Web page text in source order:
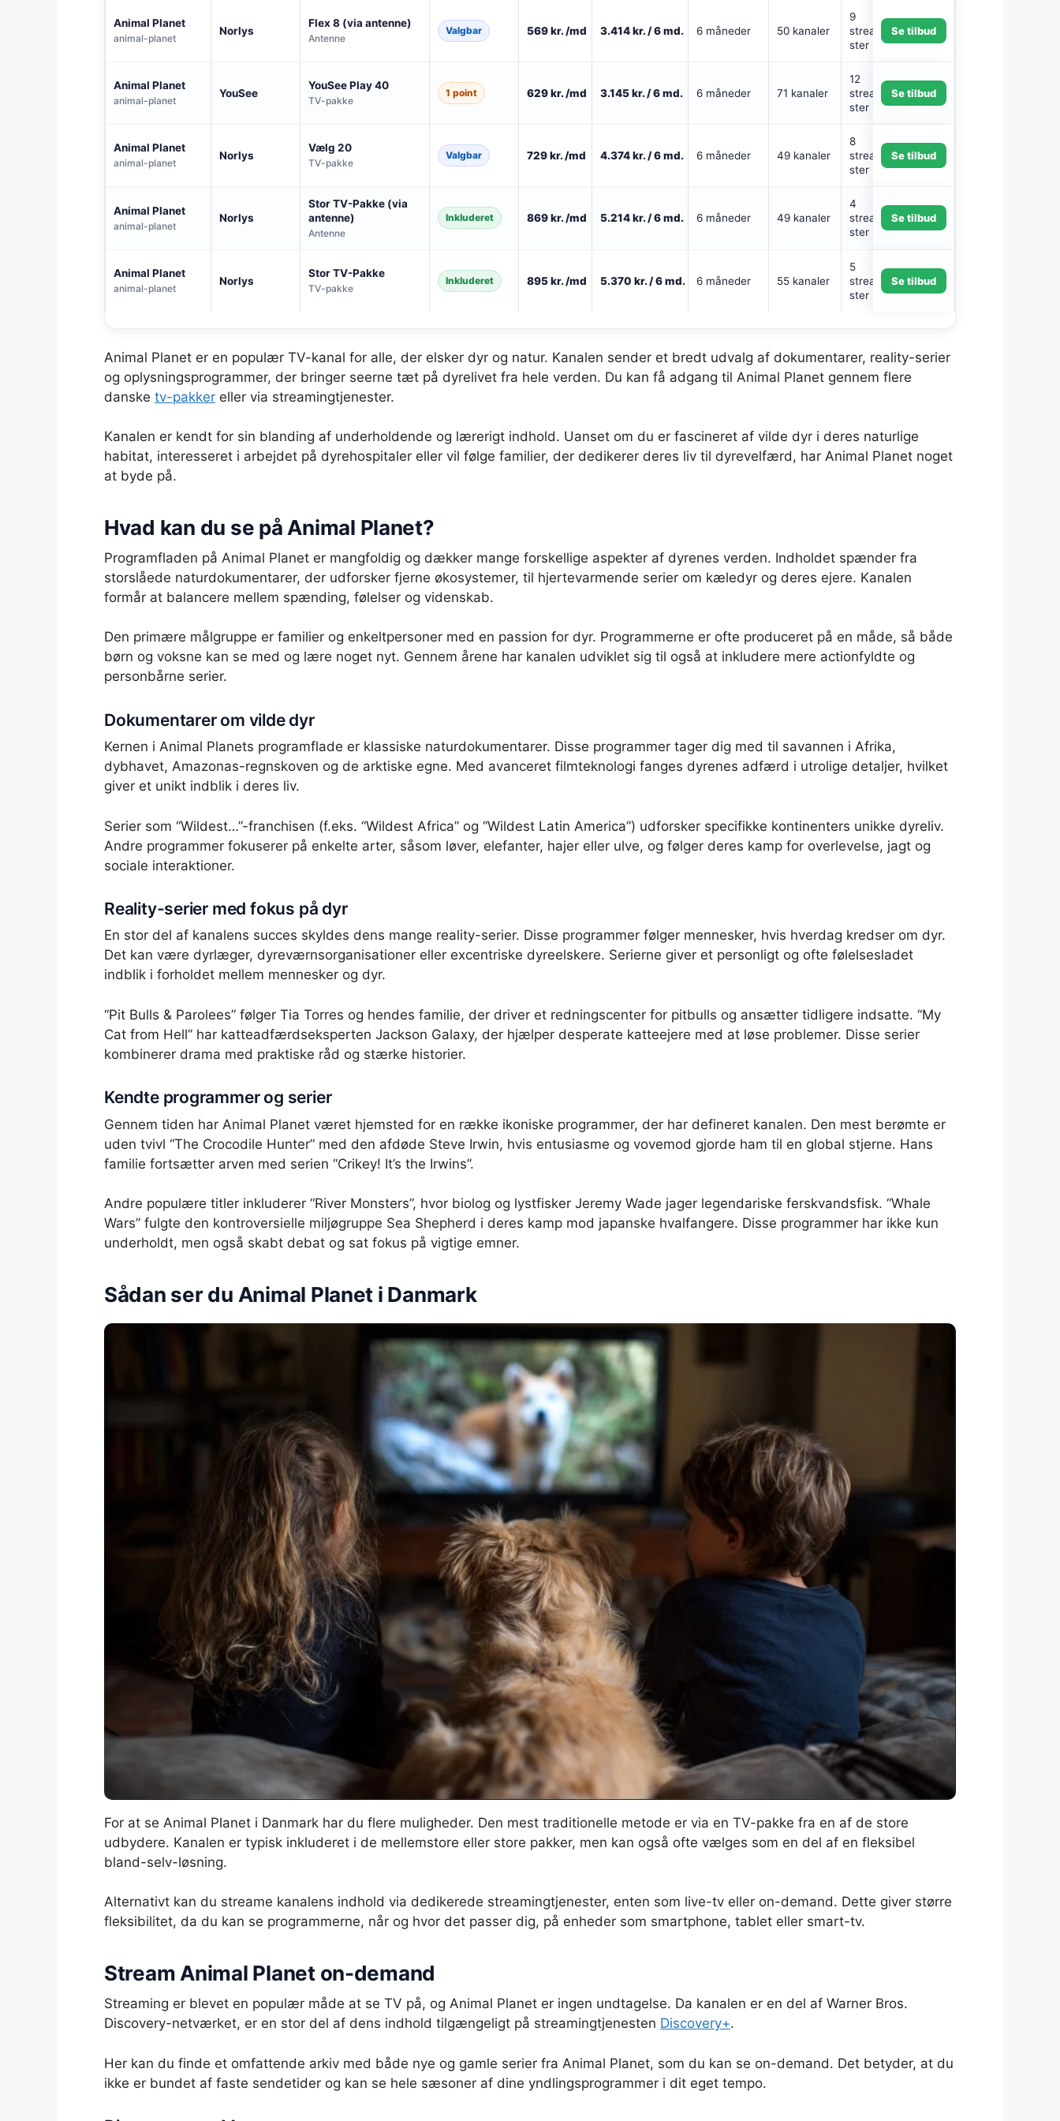
Animal Planet
animal-planet
Norlys
Flex 8 (via antenne)
Antenne
Valgbar 569 kr. /md 3.414 kr. / 6 md. 6 måneder 50 kanaler
9
streamingtjene
ster
Se tilbud
Animal Planet
animal-planet
YouSee
YouSee Play 40
TV-pakke
1 point 629 kr. /md 3.145 kr. / 6 md. 6 måneder 71 kanaler
12
streamingtjene
ster
Se tilbud
Animal Planet
animal-planet
Norlys
Vælg 20
TV-pakke
Valgbar 729 kr. /md 4.374 kr. / 6 md. 6 måneder 49 kanaler
8
streamingtjene
ster
Se tilbud
Animal Planet
animal-planet
Norlys
Stor TV-Pakke (via
antenne)
Antenne
Inkluderet 869 kr. /md 5.214 kr. / 6 md. 6 måneder 49 kanaler
4
streamingtjene
ster
Se tilbud
Animal Planet
animal-planet
Norlys
Stor TV-Pakke
TV-pakke
Inkluderet 895 kr. /md 5.370 kr. / 6 md. 6 måneder 55 kanaler
5
streamingtjene
ster
Se tilbud
Animal Planet er en populær TV-kanal for alle, der elsker dyr og natur. Kanalen sender et bredt udvalg af dokumentarer, reality-serier
og oplysningsprogrammer, der bringer seerne tæt på dyrelivet fra hele verden. Du kan få adgang til Animal Planet gennem flere
danske tv-pakker eller via streamingtjenester.
Kanalen er kendt for sin blanding af underholdende og lærerigt indhold. Uanset om du er fascineret af vilde dyr i deres naturlige
habitat, interesseret i arbejdet på dyrehospitaler eller vil følge familier, der dedikerer deres liv til dyrevelfærd, har Animal Planet noget
at byde på.
Hvad kan du se på Animal Planet?
Programfladen på Animal Planet er mangfoldig og dækker mange forskellige aspekter af dyrenes verden. Indholdet spænder fra
storslåede naturdokumentarer, der udforsker fjerne økosystemer, til hjertevarmende serier om kæledyr og deres ejere. Kanalen
formår at balancere mellem spænding, følelser og videnskab.
Den primære målgruppe er familier og enkeltpersoner med en passion for dyr. Programmerne er ofte produceret på en måde, så både
børn og voksne kan se med og lære noget nyt. Gennem årene har kanalen udviklet sig til også at inkludere mere actionfyldte og
personbårne serier.
Dokumentarer om vilde dyr
Kernen i Animal Planets programflade er klassiske naturdokumentarer. Disse programmer tager dig med til savannen i Afrika,
dybhavet, Amazonas-regnskoven og de arktiske egne. Med avanceret filmteknologi fanges dyrenes adfærd i utrolige detaljer, hvilket
giver et unikt indblik i deres liv.
Serier som “Wildest…”-franchisen (f.eks. “Wildest Africa” og “Wildest Latin America”) udforsker specifikke kontinenters unikke dyreliv.
Andre programmer fokuserer på enkelte arter, såsom løver, elefanter, hajer eller ulve, og følger deres kamp for overlevelse, jagt og
sociale interaktioner.
Reality-serier med fokus på dyr
En stor del af kanalens succes skyldes dens mange reality-serier. Disse programmer følger mennesker, hvis hverdag kredser om dyr.
Det kan være dyrlæger, dyreværnsorganisationer eller excentriske dyreelskere. Serierne giver et personligt og ofte følelsesladet
indblik i forholdet mellem mennesker og dyr.
“Pit Bulls & Parolees” følger Tia Torres og hendes familie, der driver et redningscenter for pitbulls og ansætter tidligere indsatte. “My
Cat from Hell” har katteadfærdseksperten Jackson Galaxy, der hjælper desperate katteejere med at løse problemer. Disse serier
kombinerer drama med praktiske råd og stærke historier.
Kendte programmer og serier
Gennem tiden har Animal Planet været hjemsted for en række ikoniske programmer, der har defineret kanalen. Den mest berømte er
uden tvivl “The Crocodile Hunter” med den afdøde Steve Irwin, hvis entusiasme og vovemod gjorde ham til en global stjerne. Hans
familie fortsætter arven med serien “Crikey! It’s the Irwins”.
Andre populære titler inkluderer “River Monsters”, hvor biolog og lystfisker Jeremy Wade jager legendariske ferskvandsfisk. “Whale
Wars” fulgte den kontroversielle miljøgruppe Sea Shepherd i deres kamp mod japanske hvalfangere. Disse programmer har ikke kun
underholdt, men også skabt debat og sat fokus på vigtige emner.
Sådan ser du Animal Planet i Danmark
For at se Animal Planet i Danmark har du flere muligheder. Den mest traditionelle metode er via en TV-pakke fra en af de store
udbydere. Kanalen er typisk inkluderet i de mellemstore eller store pakker, men kan også ofte vælges som en del af en fleksibel
bland-selv-løsning.
Alternativt kan du streame kanalens indhold via dedikerede streamingtjenester, enten som live-tv eller on-demand. Dette giver større
fleksibilitet, da du kan se programmerne, når og hvor det passer dig, på enheder som smartphone, tablet eller smart-tv.
Stream Animal Planet on-demand
Streaming er blevet en populær måde at se TV på, og Animal Planet er ingen undtagelse. Da kanalen er en del af Warner Bros.
Discovery-netværket, er en stor del af dens indhold tilgængeligt på streamingtjenesten Discovery+.
Her kan du finde et omfattende arkiv med både nye og gamle serier fra Animal Planet, som du kan se on-demand. Det betyder, at du
ikke er bundet af faste sendetider og kan se hele sæsoner af dine yndlingsprogrammer i dit eget tempo.